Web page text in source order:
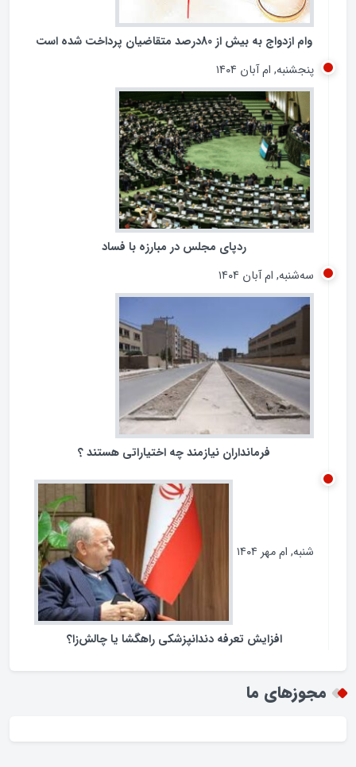
وام ازدواج به بیش از 80درصد متقاضیان پرداخت شده است
پنجشنبه, ام آبان ۱۴۰۴
ردپای مجلس در مبارزه با فساد
سه‌شنبه, ام آبان ۱۴۰۴
فرمانداران نیازمند چه اختیاراتی هستند ؟
افزایش تعرفه دندانپزشکی راهگشا یا چالش‌زا؟